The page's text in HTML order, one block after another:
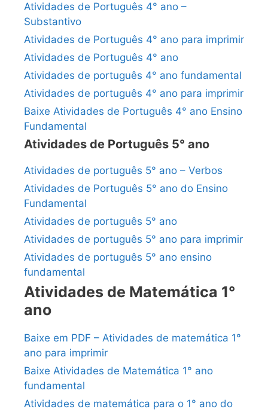
Atividades de Português 4° ano –
Substantivo
Atividades de Português 4° ano para imprimir
Atividades de Português 4° ano
Atividades de português 4° ano fundamental
Atividades de português 4° ano para imprimir
Baixe Atividades de Português 4° ano Ensino
Fundamental
Atividades de Português 5° ano
Atividades de português 5° ano – Verbos
Atividades de Português 5° ano do Ensino
Fundamental
Atividades de português 5° ano
Atividades de português 5° ano para imprimir
Atividades de português 5° ano ensino
fundamental
Atividades de Matemática 1°
ano
Baixe em PDF – Atividades de matemática 1°
ano para imprimir
Baixe Atividades de Matemática 1° ano
fundamental
Atividades de matemática para o 1° ano do